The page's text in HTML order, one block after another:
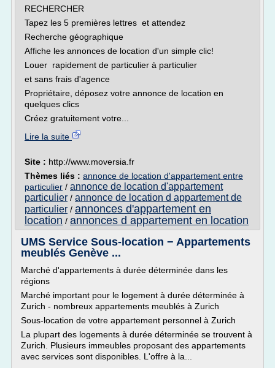
RECHERCHER
Tapez les 5 premières lettres et attendez
Recherche géographique
Affiche les annonces de location d'un simple clic!
Louer rapidement de particulier à particulier
et sans frais d'agence
Propriétaire, déposez votre annonce de location en
quelques clics
Créez gratuitement votre...
Lire la suite
Site : http://www.moversia.fr
Thèmes liés : annonce de location d'appartement entre
particulier / annonce de location d'appartement
particulier / annonce de location d appartement de
particulier / annonces d'appartement en
location / annonces d appartement en location
UMS Service Sous-location − Appartements
meublés Genève ...
Marché d'appartements à durée déterminée dans les
régions
Marché important pour le logement à durée déterminée à
Zurich - nombreux appartements meublés à Zurich
Sous-location de votre appartement personnel à Zurich
La plupart des logements à durée déterminée se trouvent à
Zurich. Plusieurs immeubles proposant des appartements
avec services sont disponibles. L'offre à la...